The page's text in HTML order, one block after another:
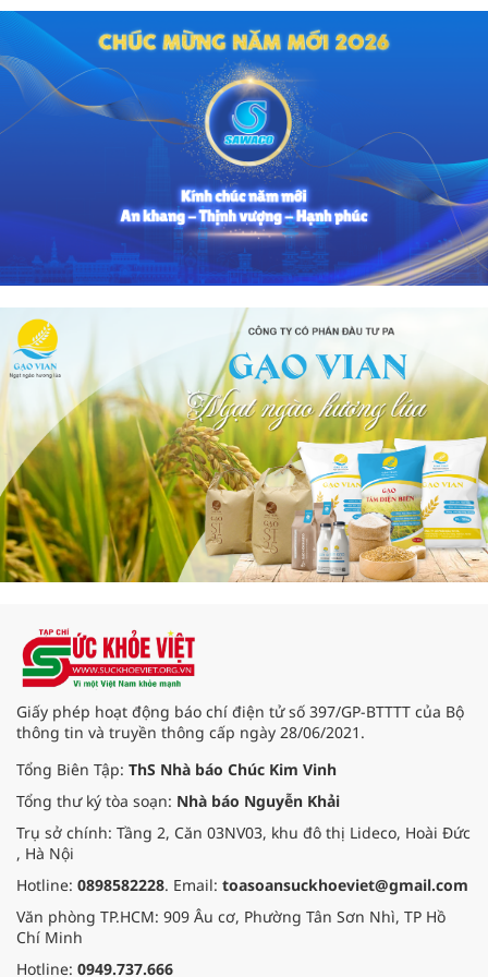
Giấy phép hoạt động báo chí điện tử số 397/GP-BTTTT của Bộ
thông tin và truyền thông cấp ngày 28/06/2021.
Tổng Biên Tập: ThS Nhà báo Chúc Kim Vinh
Tổng thư ký tòa soạn: Nhà báo Nguyễn Khải
Trụ sở chính: Tầng 2, Căn 03NV03, khu đô thị Lideco, Hoài Đức
, Hà Nội
Hotline: 0898582228. Email: toasoansuckhoeviet@gmail.com
Văn phòng TP.HCM: 909 Âu cơ, Phường Tân Sơn Nhì, TP Hồ
Chí Minh
Hotline: 0949.737.666